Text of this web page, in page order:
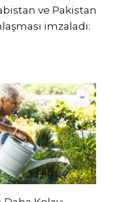
ve Pakistan
imzaladı: